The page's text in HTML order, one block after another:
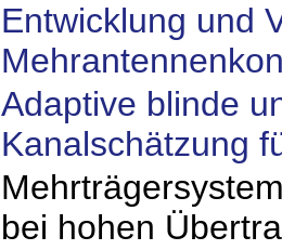
Entwicklung und
Adaptive blinde
Kanalschätzung
bei hohen